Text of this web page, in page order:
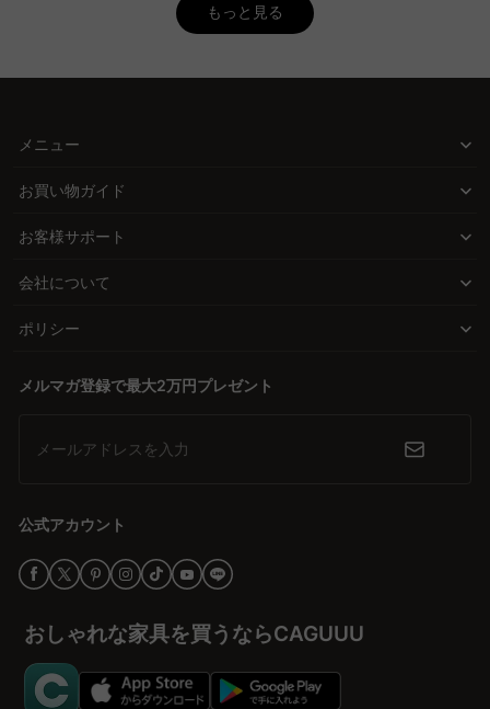
全性も考慮されており、5年品質保証で安心して利用できます。
A. 部屋のインテリアに合わせて選ぶ際は、素材やデザインを考慮す
きます。CAGUUUでは、おしゃれで高品質な家具を豊富に取り揃え
ネートを確認できます。
焼けから大切な物を守るための理想的な解決策を提供します。
す。必要に応じて収納物を保護しながら、部屋のインテリアに調和
高品質な無垢材を使用し、北欧モダンやヴィンテージ、ナチュラル
入者にとっての価値を最大限に引き出します。
5年品質保証と多くの高評価レビューにより、安心して購入できる
「MyCoordi」やバーチャルショールームで理想の部屋作りをサポ
今こそ理想の収納を手に入れる
CAGUUUの扉付き収納棚で、収納の悩みを解決し、部屋をより魅力
的で快適な空間に変えましょう。購入を検討することで、ワクワク
もっと見る
メニュー
お買い物ガイド
お客様サポート
会社について
ポリシー
メルマガ登録で最大2万円プレゼント
メールアドレスを入力
公式アカウント
おしゃれな家具を買うならCAGUUU